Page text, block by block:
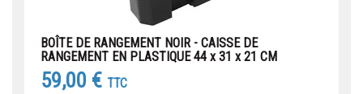
BOÎTE DE RANGEMENT NOIR - CAISSE DE
RANGEMENT EN PLASTIQUE 44 x 31 x 21 CM
59,00 € TTC